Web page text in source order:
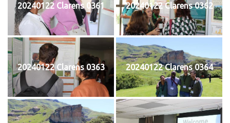
20240122 Clarens 0361 20240122 Clarens 0362
20240122 Clarens 0363 20240122 Clarens 0364